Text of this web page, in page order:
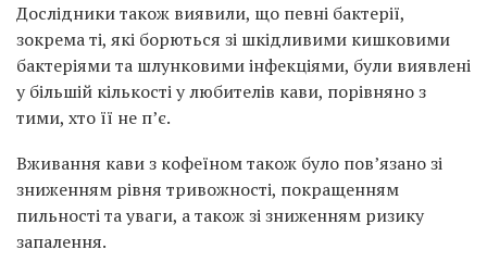
Дослідники також виявили, що певні бактерії,
зокрема ті, які борються зі шкідливими кишковими
бактеріями та шлунковими інфекціями, були виявлені
у більшій кількості у любителів кави, порівняно з
тими, хто її не п’є.
Вживання кави з кофеїном також було пов’язано зі
зниженням рівня тривожності, покращенням
пильності та уваги, а також зі зниженням ризику
запалення.